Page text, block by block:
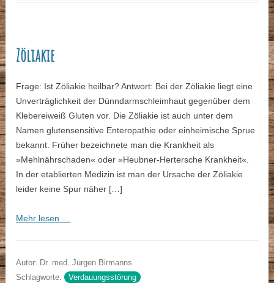
Zöliakie
Frage: Ist Zöliakie heilbar? Antwort: Bei der Zöliakie liegt eine
Unverträglichkeit der Dünndarmschleimhaut gegenüber dem
Klebereiweiß Gluten vor. Die Zöliakie ist auch unter dem
Namen glutensensitive Enteropathie oder einheimische Sprue
bekannt. Früher bezeichnete man die Krankheit als
»Mehlnährschaden« oder »Heubner-Hertersche Krankheit«.
In der etablierten Medizin ist man der Ursache der Zöliakie
leider keine Spur näher […]
Mehr lesen …
Autor: Dr. med. Jürgen Birmanns
Schlagworte: Verdauungsstörung